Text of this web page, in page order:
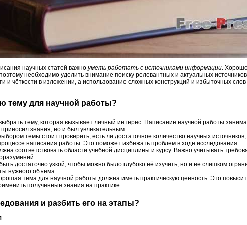
научных статей важно уметь работать с источниками информации.
необходимо уделить внимание поиску релевантных и актуальных
и чёткости в изложении, а использование сложных конструкций и избыточных
тему для научной работы?
тему, которая вызывает личный интерес. Написание научной работы
знания, но и был увлекательным.
темы стоит проверить, есть ли достаточное количество научных источников,
написания работы. Это поможет избежать проблем в ходе исследования.
соответствовать области учебной дисциплины и курсу. Важно учитывать
достаточно узкой, чтобы можно было глубоко её изучить, но и не слишком
нужного объёма.
тема для научной работы должна иметь практическую ценность. Это повысит
полученные знания на практике.
и разбить его на этапы?